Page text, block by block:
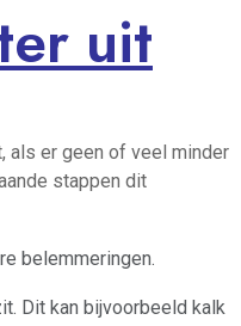
uit
als er geen of veel minder
stappen dit
belemmeringen.
Dit kan bijvoorbeeld kalk